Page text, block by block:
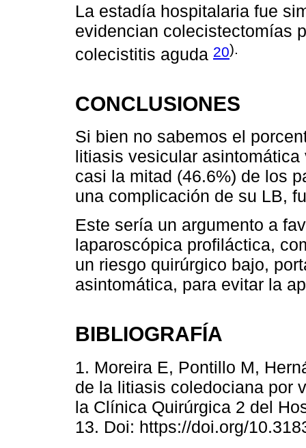
La estadía hospitalaria fue
evidencian colecistectomías
colecistitis aguda 20).
CONCLUSIONES
Si bien no sabemos el
litiasis vesicular
casi la mitad (46.6%) de los
una complicación de su LB,
Este sería un argumento a
laparoscópica profiláctica,
un riesgo quirúrgico bajo,
asintomática, para evitar la
BIBLIOGRAFÍA
1. Moreira E, Pontillo M,
de la litiasis coledociana por
la Clínica Quirúrgica 2 del
13. Doi: https://doi.org/